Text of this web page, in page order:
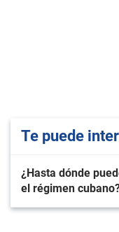
Te puede
¿Hasta dónde
el régimen